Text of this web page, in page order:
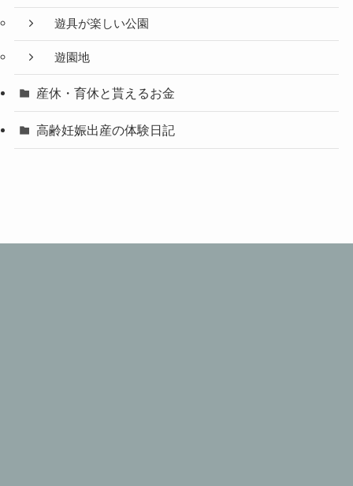
遊具が楽しい公園
遊園地
産休・育休と貰えるお金
高齢妊娠出産の体験日記